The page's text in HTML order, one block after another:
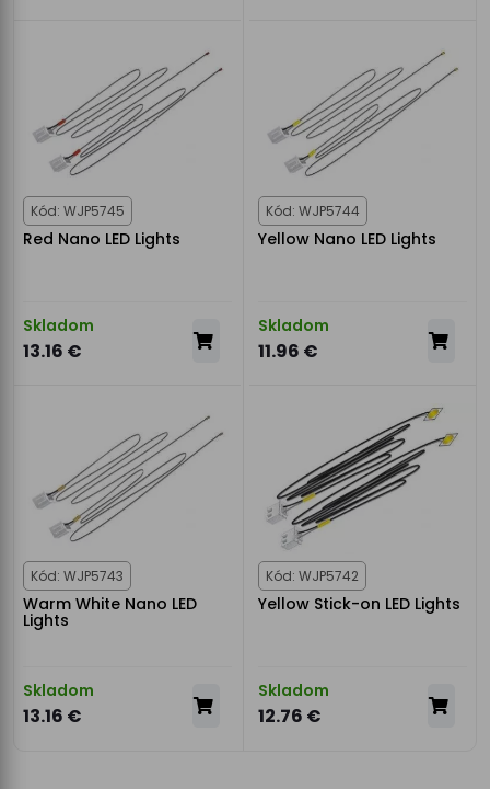
Kód: WJP5745
Red Nano LED Lights
Skladom
13.16 €
Kód: WJP5744
Yellow Nano LED Lights
Skladom
11.96 €
Kód: WJP5743
Warm White Nano LED
Lights
Skladom
13.16 €
Kód: WJP5742
Yellow Stick-on LED Lights
Skladom
12.76 €